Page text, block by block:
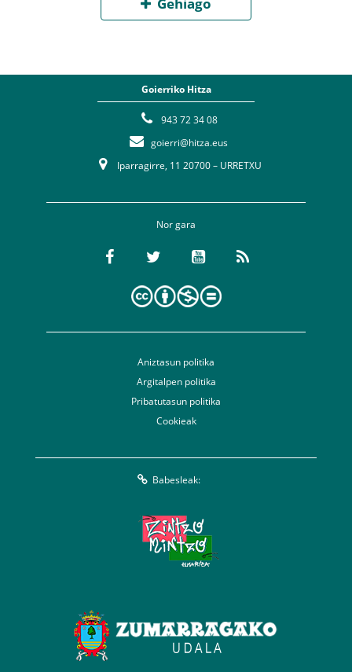
Gehiago
Goierriko Hitza
943 72 34 08
goierri@hitza.eus
Iparragirre, 11 20700 – URRETXU
Nor gara
Aniztasun politika
Argitalpen politika
Pribatutasun politika
Cookieak
Babesleak: